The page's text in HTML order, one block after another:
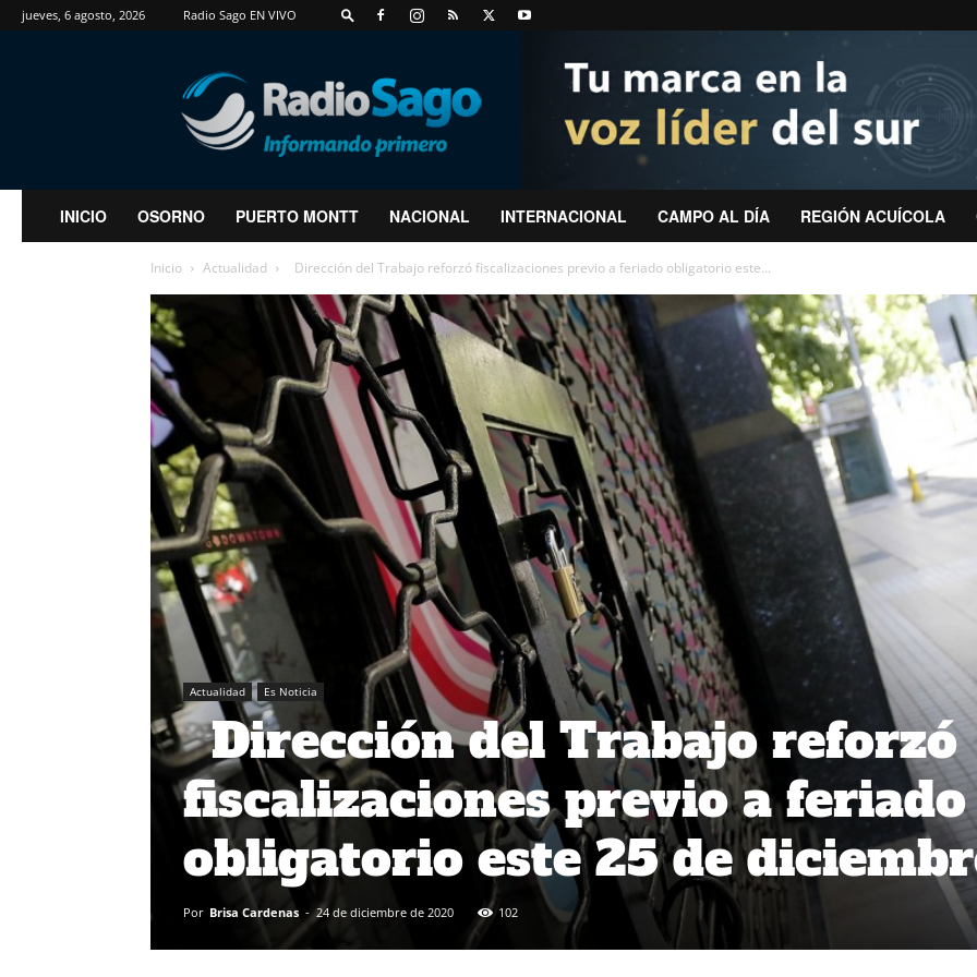
jueves, 6 agosto, 2026 Radio Sago EN VIVO
RadioSago
INICIO OSORNO PUERTO MONTT NACIONAL INTERNACIONAL CAMPO AL DÍA REGIÓN ACUÍCOLA
Inicio Actualidad Dirección del Trabajo reforzó fiscalizaciones previo a feriado obligatorio este...
Actualidad Es Noticia
Dirección del Trabajo reforzó
fiscalizaciones previo a feriado
obligatorio este 25 de
Por Brisa Cardenas - 24 de diciembre de 2020 102